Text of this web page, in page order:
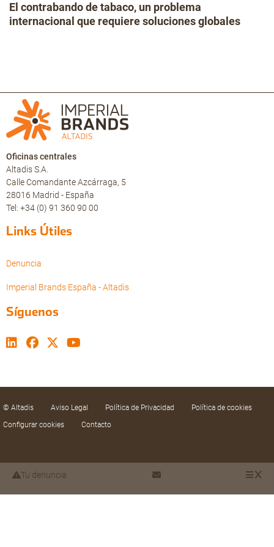
Tu denuncia
El contrabando de tabaco, un problema
internacional que requiere soluciones globales
Oficinas centrales
Altadis S.A.
Calle Comandante Azcárraga, 5
28016 Madrid - España
Tel: +34 (0) 91 360 90 00
Links Útiles
Denuncia
Imperial Brands España - Altadis
Síguenos
© Altadis Aviso Legal Política de Privacidad
Política de cookies
Configurar cookies
Contacto